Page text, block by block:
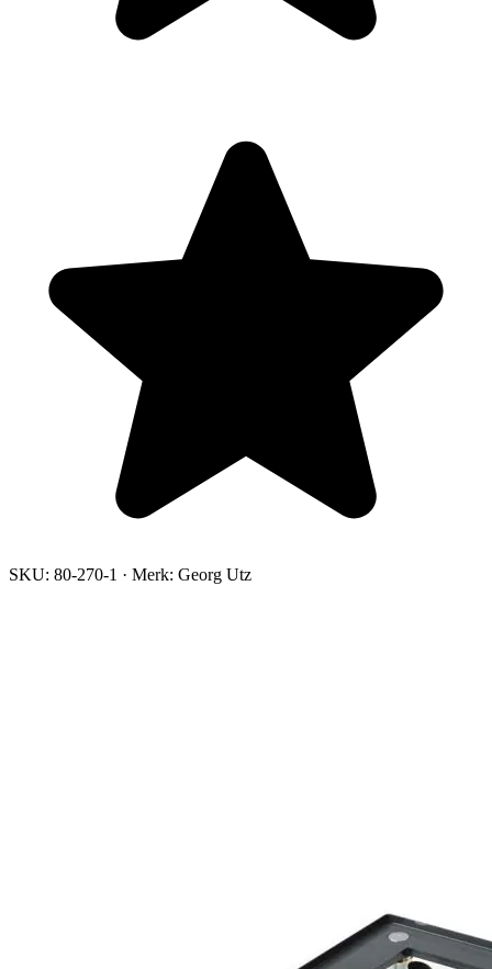
SKU: 80-270-1 · Merk: Georg Utz